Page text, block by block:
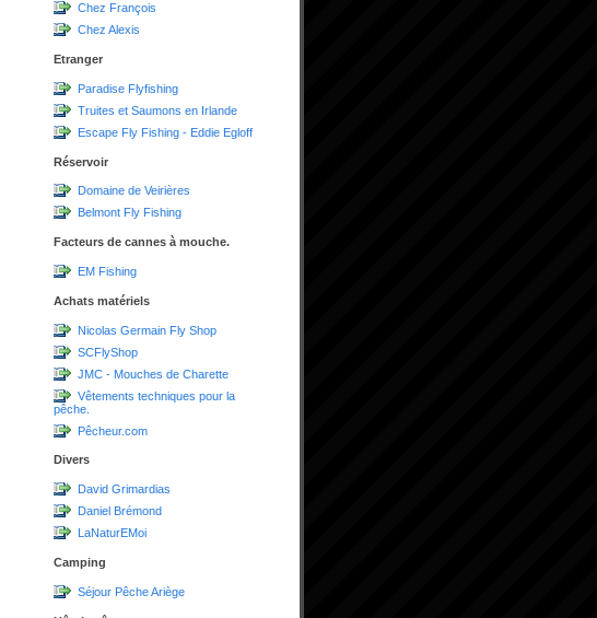
Chez François
Chez Alexis
Etranger
Paradise Flyfishing
Truites et Saumons en Irlande
Escape Fly Fishing - Eddie Egloff
Réservoir
Domaine de Veirières
Belmont Fly Fishing
Facteurs de cannes à mouche.
EM Fishing
Achats matériels
Nicolas Germain Fly Shop
SCFlyShop
JMC - Mouches de Charette
Vêtements techniques pour la
pêche.
Pêcheur.com
Divers
David Grimardias
Daniel Brémond
LaNaturEMoi
Camping
Séjour Pêche Ariège